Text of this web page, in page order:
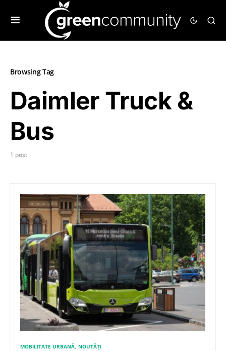
Browsing Tag
Daimler Truck &
Bus
1 post
MOBILITATE URBANĂ NOUTĂȚI